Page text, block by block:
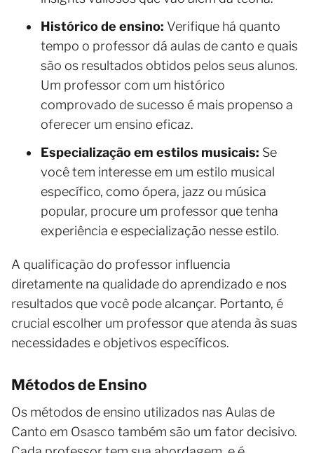
Histórico de ensino: Verifique há quanto
tempo o professor dá aulas de canto e quais
são os resultados obtidos pelos seus alunos.
Um professor com um histórico
comprovado de sucesso é mais propenso a
oferecer um ensino eficaz.
Especialização em estilos musicais: Se
você tem interesse em um estilo musical
específico, como ópera, jazz ou música
popular, procure um professor que tenha
experiência e especialização nesse estilo.
A qualificação do professor influencia
diretamente na qualidade do aprendizado e nos
resultados que você pode alcançar. Portanto, é
crucial escolher um professor que atenda às suas
necessidades e objetivos específicos.
Métodos de Ensino
Os métodos de ensino utilizados nas Aulas de
Canto em Osasco também são um fator decisivo.